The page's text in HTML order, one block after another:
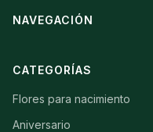
NAVEGACIÓN
CATEGORÍAS
Flores para nacimiento
Aniversario